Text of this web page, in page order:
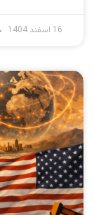
16 اسفند 1404